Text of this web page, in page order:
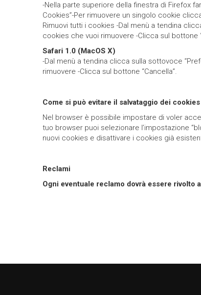
-Nella parte superiore della finestra di Firefox
Cookies”-Per rimuovere un singolo cookie
Rimuovi tutti i cookies -Dal menù a tendina
cookies che vuoi rimuovere -Clicca sul bottone
Safari 1.0 (MacOS X)
-Dal menù a tendina clicca sulla sottovoce
rimuovere -Clicca sul bottone “Cancella”.
Come si può evitare il salvataggio dei cookies
Nel browser è possibile impostare di voler
tuo browser puoi selezionare l’impostazione
nuovi cookies e disattivare i cookies già
Reclami
Ogni eventuale reclamo dovrà essere rivolto a